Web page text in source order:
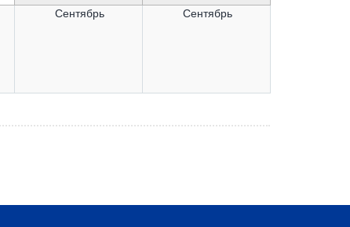
Сентябрь Сентябрь